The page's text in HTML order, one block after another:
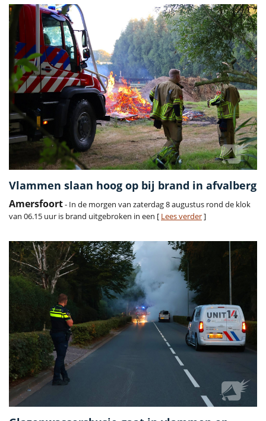
Vlammen slaan hoog op bij brand in afvalberg
Amersfoort- In de morgen van zaterdag 8 augustus rond de klok
van 06.15 uur is brand uitgebroken in een [ Lees verder]